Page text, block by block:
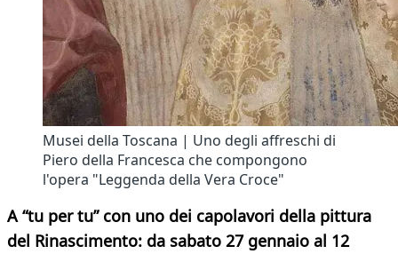
Musei della Toscana | Uno degli affreschi di
Piero della Francesca che compongono
l'opera "Leggenda della Vera Croce"
A “tu per tu” con uno dei capolavori della pittura
del Rinascimento: da sabato 27 gennaio al 12